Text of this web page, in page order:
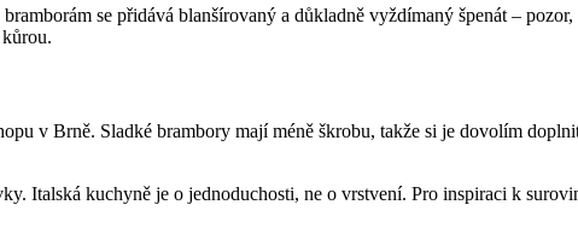
se přidává blanšírovaný a důkladně vyždímaný špenát –
v Brně. Sladké brambory mají méně škrobu, takže si je dovolím
Italská kuchyně je o jednoduchosti, ne o vrstvení. Pro inspiraci k